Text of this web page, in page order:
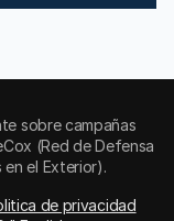
sobre campañas
(Red de Defensa
el Exterior).
de privacidad